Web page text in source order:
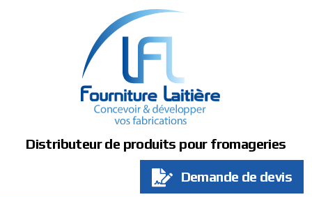
Distributeur de produits pour fromageries
Demande de devis
Panneau de gestion des cookies